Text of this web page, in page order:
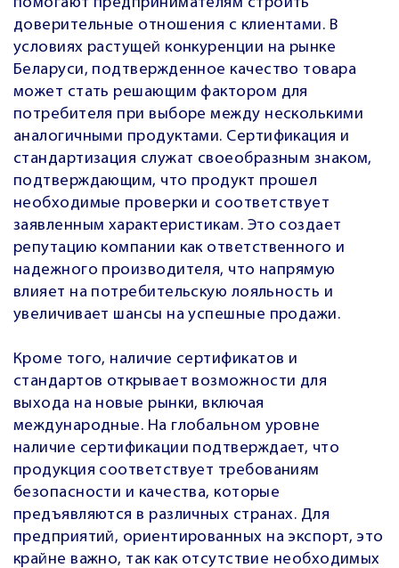
помогают предпринимателям строить
доверительные отношения с клиентами. В
условиях растущей конкуренции на рынке
Беларуси, подтвержденное качество товара
может стать решающим фактором для
потребителя при выборе между несколькими
аналогичными продуктами. Сертификация и
стандартизация служат своеобразным знаком,
подтверждающим, что продукт прошел
необходимые проверки и соответствует
заявленным характеристикам. Это создает
репутацию компании как ответственного и
надежного производителя, что напрямую
влияет на потребительскую лояльность и
увеличивает шансы на успешные продажи.
Кроме того, наличие сертификатов и
стандартов открывает возможности для
выхода на новые рынки, включая
международные. На глобальном уровне
наличие сертификации подтверждает, что
продукция соответствует требованиям
безопасности и качества, которые
предъявляются в различных странах. Для
предприятий, ориентированных на экспорт, это
крайне важно, так как отсутствие необходимых